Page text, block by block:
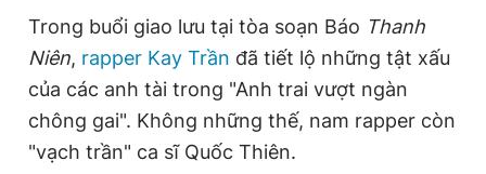
0906 645 777 0908 780 404
Đặt báo Quảng cáo RSS Tòa soạn
Trong buổi giao lưu tại tòa soạn Báo Thanh
Niên, rapper Kay Trần đã tiết lộ những tật xấu
của các anh tài trong "Anh trai vượt ngàn
chông gai". Không những thế, nam rapper còn
"vạch trần" ca sĩ Quốc Thiên.